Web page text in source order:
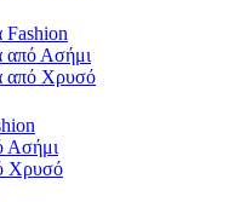
Fashion
από Ασήμι
από Χρυσό
Ασήμι
Χρυσό